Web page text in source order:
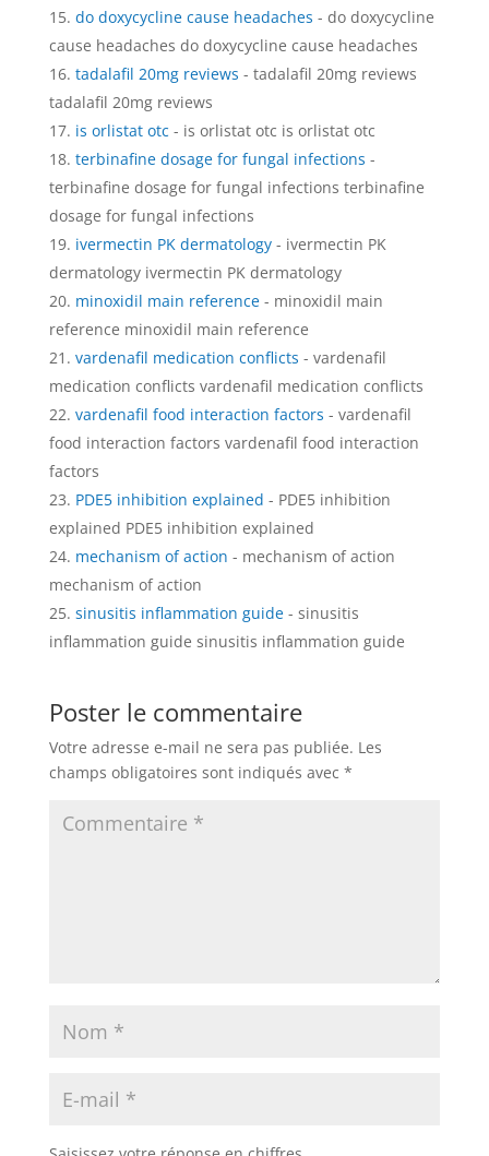
do doxycycline cause headaches - do doxycycline
cause headaches do doxycycline cause headaches
tadalafil 20mg reviews - tadalafil 20mg reviews
tadalafil 20mg reviews
is orlistat otc - is orlistat otc is orlistat otc
terbinafine dosage for fungal infections -
terbinafine dosage for fungal infections terbinafine
dosage for fungal infections
ivermectin PK dermatology- ivermectin PK
dermatology ivermectin PK dermatology
minoxidil main reference- minoxidil main
reference minoxidil main reference
vardenafil medication conflicts - vardenafil
medication conflicts vardenafil medication conflicts
vardenafil food interaction factors - vardenafil
food interaction factors vardenafil food interaction
factors
PDE5 inhibition explained - PDE5 inhibition
explained PDE5 inhibition explained
mechanism of action - mechanism of action
mechanism of action
sinusitis inflammation guide- sinusitis
inflammation guide sinusitis inflammation guide
Poster le commentaire
Votre adresse e-mail ne sera pas publiée. Les
champs obligatoires sont indiqués avec *